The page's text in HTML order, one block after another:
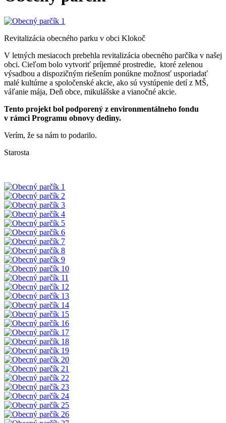
Revitalizácia obecného parku v obci Klokoč
V letných mesiacoch prebehla revitalizácia obecného parčíka v našej
obci. Cieľom bolo vytvoriť príjemné prostredie, ktoré zelenou
výsadbou a dispozičným riešením ponúkne možnosť usporiadať
malé kultúrne a spoločenské akcie, ako sú vystúpenie detí z MŠ,
váľanie mája, Deň obce, mikulášske a vianočné akcie.
Tento projekt bol podporený z environmentálneho fondu
v rámci Programu obnovy dediny.
Verím, že sa nám to podarilo.
Starosta